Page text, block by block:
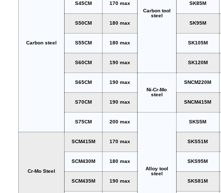
Carbon steel
Carbon tool
steel
S45CM 170 max SK85M
S50CM 180 max SK95M
S55CM 180 max SK105M
S60CM 190 max SK120M
S65CM
190 max
Ni-Cr-Mo
steel
SNCM220M
S70CM 190 max SNCM415M
S75CM 200 max
Alloy tool
steel
SKS5M
Cr-Mo Steel
SCM415M 170 max SKS51M
SCM430M 180 max SKS95M
SCM435M 190 max SKS81M